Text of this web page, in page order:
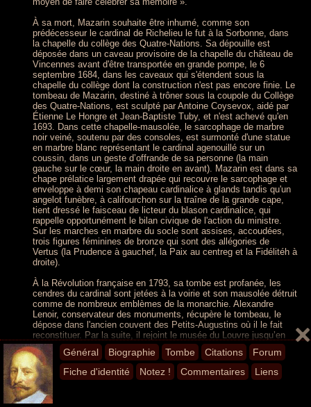
Général Biographie Tombe Citations
Forum
Fiche d'identité
Notez ! Commentaires Liens
À sa mort, Mazarin souhaite être inhumé, comme son
prédécesseur le cardinal de Richelieu le fut à la Sorbonne, dans
la chapelle du collège des Quatre-Nations. Sa dépouille est
déposée dans un caveau provisoire de la chapelle du château de
Vincennes avant d'être transportée en grande pompe, le 6
septembre 1684, dans les caveaux qui s'étendent sous la
chapelle du collège dont la construction n'est pas encore finie. Le
tombeau de Mazarin, destiné à trôner sous la coupole du Collège
des Quatre-Nations, est sculpté par Antoine Coysevox, aidé par
Étienne Le Hongre et Jean-Baptiste Tuby, et n'est achevé qu'en
1693. Dans cette chapelle-mausolée, le sarcophage de marbre
noir veiné, soutenu par des consoles, est surmonté d'une statue
en marbre blanc représentant le cardinal agenouillé sur un
coussin, dans un geste d’offrande de sa personne (la main
gauche sur le cœur, la main droite en avant). Mazarin est dans sa
chape prélatice largement drapée qui recouvre le sarcophage et
enveloppe à demi son chapeau cardinalice à glands tandis qu'un
angelot funèbre, à califourchon sur la traîne de la grande cape,
tient dressé le faisceau de licteur du blason cardinalice, qui
rappelle opportunément le bilan civique de l'action du ministre.
Sur les marches en marbre du socle sont assises, accoudées,
trois figures féminines de bronze qui sont des allégories de
Vertus (la Prudence à gauchef, la Paix au centreg et la Fidélitéh à
droite).
À la Révolution française en 1793, sa tombe est profanée, les
cendres du cardinal sont jetées à la voirie et son mausolée détruit
comme de nombreux emblèmes de la monarchie. Alexandre
Lenoir, conservateur des monuments, récupère le tombeau, le
dépose dans l'ancien couvent des Petits-Augustins où il le fait
reconstituer. Par la suite, il rejoint le musée du Louvre jusqu’en
1964, date à laquelle il retrouve la chapelle du collège des Quatre
Nations. Ce mausolée n'est donc plus qu'un simple cénotaphe
Répondre-il y a 8 ans
Donias